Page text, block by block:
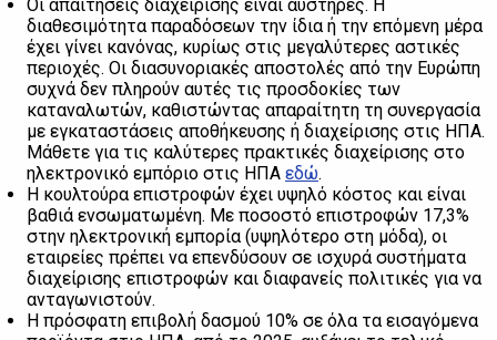
Οι απαιτήσεις διαχείρισης είναι αυστηρές. Η
διαθεσιμότητα παραδόσεων την ίδια ή την επόμενη μέρα
έχει γίνει κανόνας, κυρίως στις μεγαλύτερες αστικές
περιοχές. Οι διασυνοριακές αποστολές από την Ευρώπη
συχνά δεν πληρούν αυτές τις προσδοκίες των
καταναλωτών, καθιστώντας απαραίτητη τη συνεργασία
με εγκαταστάσεις αποθήκευσης ή διαχείρισης στις ΗΠΑ.
Μάθετε για τις καλύτερες πρακτικές διαχείρισης στο
ηλεκτρονικό εμπόριο στις ΗΠΑ εδώ.
Η κουλτούρα επιστροφών έχει υψηλό κόστος και είναι
βαθιά ενσωματωμένη. Με ποσοστό επιστροφών 17,3%
στην ηλεκτρονική εμπορία (υψηλότερο στη μόδα), οι
εταιρείες πρέπει να επενδύσουν σε ισχυρά συστήματα
διαχείρισης επιστροφών και διαφανείς πολιτικές για να
ανταγωνιστούν.
Η πρόσφατη επιβολή δασμού 10% σε όλα τα εισαγόμενα